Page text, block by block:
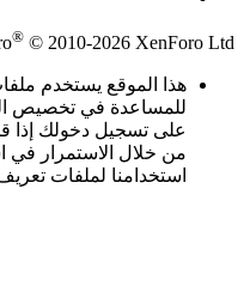
® © 2010-2026 XenForo Ltd.
هذا الموقع يستخدم
للمساعدة في تخصيص
على تسجيل دخولك إذا
من خلال الاستمرار في
استخدامنا لملفات